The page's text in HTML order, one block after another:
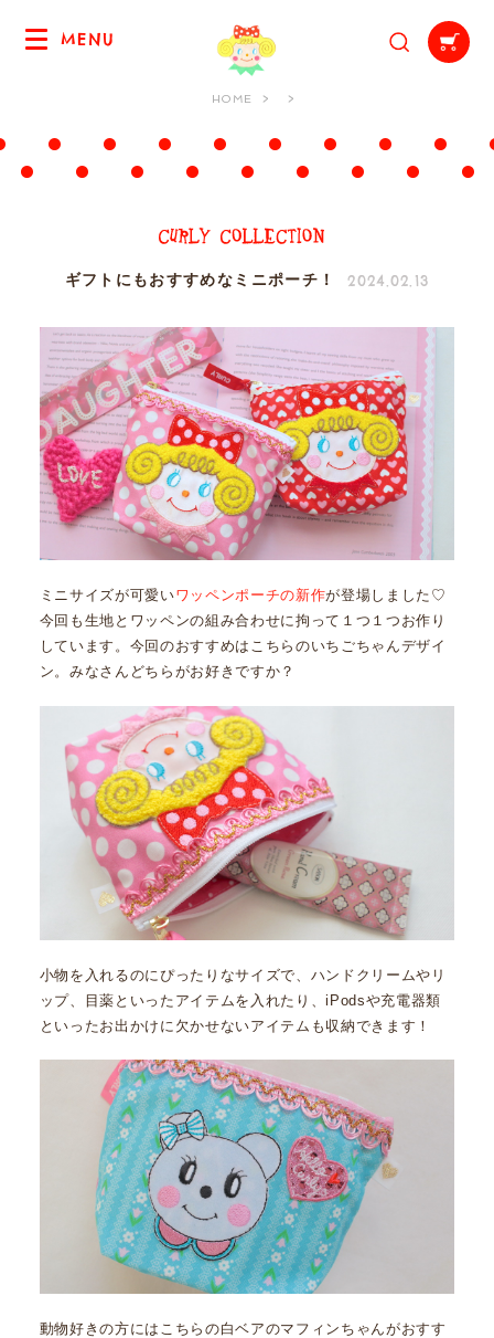
MENU
HOME
ギフトにもおすすめなミニポーチ！ 2024.02.13
ミニサイズが可愛いワッペンポーチの新作が登場しました♡
今回も生地とワッペンの組み合わせに拘って１つ１つお作り
しています。今回のおすすめはこちらのいちごちゃんデザイ
ン。みなさんどちらがお好きですか？
小物を入れるのにぴったりなサイズで、ハンドクリームやリ
ップ、目薬といったアイテムを入れたり、iPodsや充電器類
といったお出かけに欠かせないアイテムも収納できます！
動物好きの方にはこちらの白ベアのマフィンちゃんがおすす